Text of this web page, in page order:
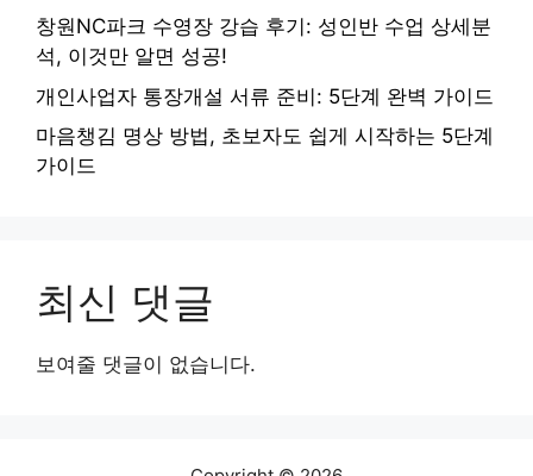
창원NC파크 수영장 강습 후기: 성인반 수업 상세분
석, 이것만 알면 성공!
개인사업자 통장개설 서류 준비: 5단계 완벽 가이드
마음챙김 명상 방법, 초보자도 쉽게 시작하는 5단계
가이드
최신 댓글
보여줄 댓글이 없습니다.